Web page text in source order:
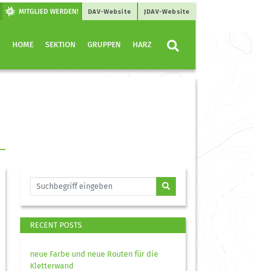
DAV-Website JDAV-Website
HOME SEKTION GRUPPEN HARZ
RECENT POSTS
neue Farbe und neue Routen für die
Kletterwand